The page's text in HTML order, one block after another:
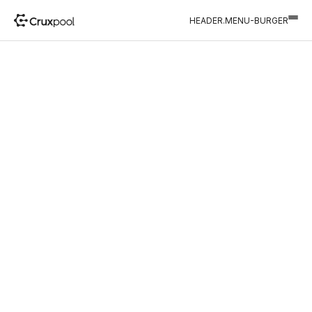
HEADER.MENU-BURGER